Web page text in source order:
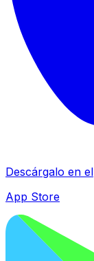
Descárgalo en el
App Store